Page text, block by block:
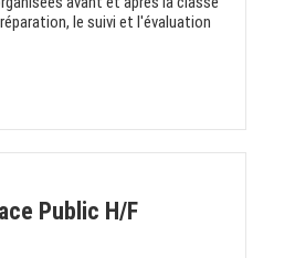
le suivi et l'évaluation
Public H/F